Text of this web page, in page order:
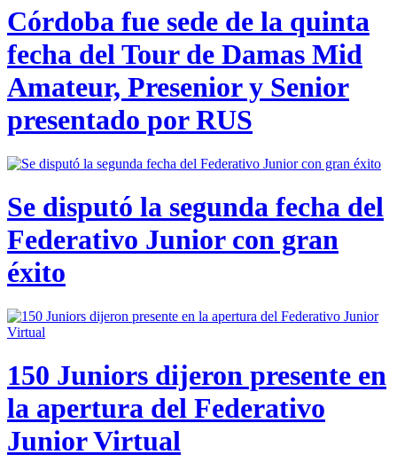
Córdoba fue sede de la quinta
fecha del Tour de Damas Mid
Amateur, Presenior y Senior
presentado por RUS
Se disputó la segunda fecha del
Federativo Junior con gran
éxito
150 Juniors dijeron presente en
la apertura del Federativo
Junior Virtual